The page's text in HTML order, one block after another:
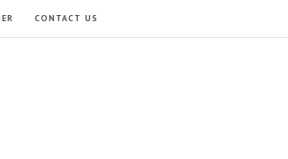
CONTACT US